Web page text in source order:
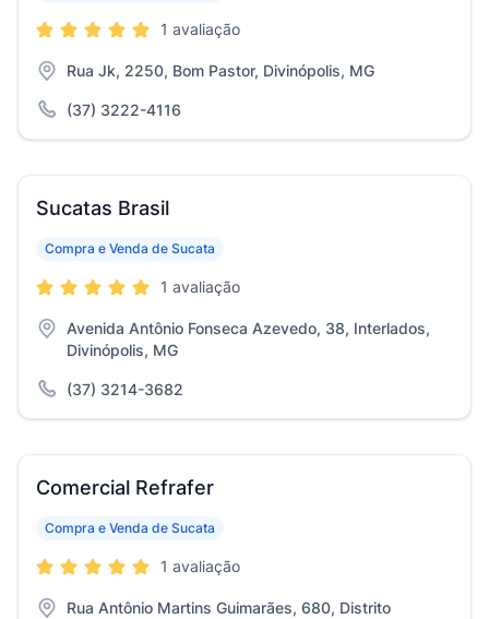
1 avaliação
Rua Jk, 2250, Bom Pastor, Divinópolis, MG
(37) 3222-4116
Sucatas Brasil
Compra e Venda de Sucata
1 avaliação
Avenida Antônio Fonseca Azevedo, 38, Interlados,
Divinópolis, MG
(37) 3214-3682
Comercial Refrafer
Compra e Venda de Sucata
1 avaliação
Rua Antônio Martins Guimarães, 680, Distrito